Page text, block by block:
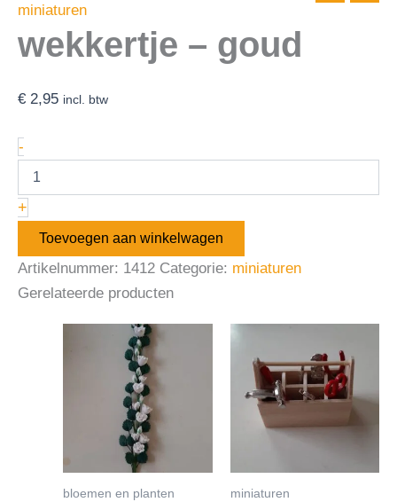
miniaturen
wekkertje – goud
€ 2,95 incl. btw
-
+
Toevoegen aan winkelwagen
Artikelnummer: 1412 Categorie: miniaturen
Gerelateerde producten
bloemen en planten miniaturen